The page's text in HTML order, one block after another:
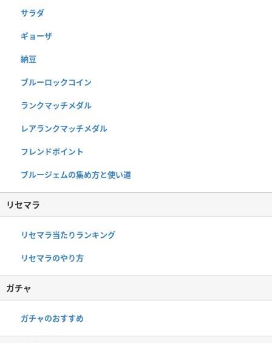
サラダ
ギョーザ
納豆
ブルーロックコイン
ランクマッチメダル
レアランクマッチメダル
フレンドポイント
ブルージェムの集め方と使い道
リセマラ
リセマラ当たりランキング
リセマラのやり方
ガチャ
ガチャのおすすめ